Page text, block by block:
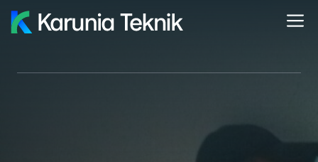
Skip